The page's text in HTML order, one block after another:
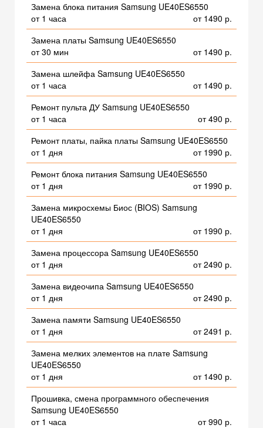
Замена блока питания Samsung UE40ES6550
от 1 часа
от 1490 р.
Замена платы Samsung UE40ES6550
от 30 мин
от 1490 р.
Замена шлейфа Samsung UE40ES6550
от 1 часа
от 1490 р.
Ремонт пульта ДУ Samsung UE40ES6550
от 1 часа
от 490 р.
Ремонт платы, пайка платы Samsung UE40ES6550
от 1 дня
от 1990 р.
Ремонт блока питания Samsung UE40ES6550
от 1 дня
от 1990 р.
Замена микросхемы Биос (BIOS) Samsung
UE40ES6550
от 1 дня
от 1990 р.
Замена процессора Samsung UE40ES6550
от 1 дня
от 2490 р.
Замена видеочипа Samsung UE40ES6550
от 1 дня
от 2490 р.
Замена памяти Samsung UE40ES6550
от 1 дня
от 2491 р.
Замена мелких элементов на плате Samsung
UE40ES6550
от 1 дня
от 1490 р.
Прошивка, смена программного обеспечения
Samsung UE40ES6550
от 1 часа
от 990 р.